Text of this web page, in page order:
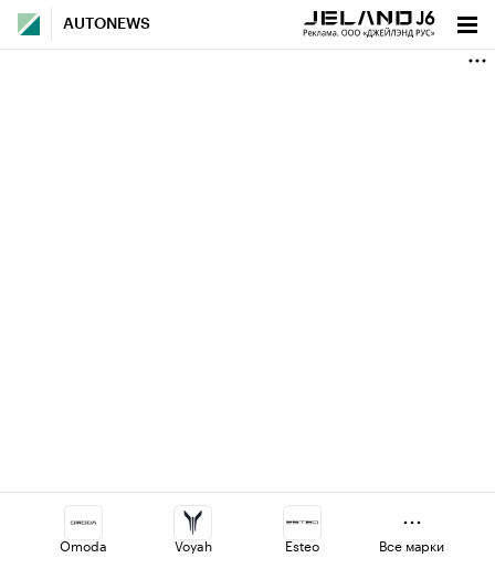
AUTONEWS
Omoda Voyah Esteo Все марки